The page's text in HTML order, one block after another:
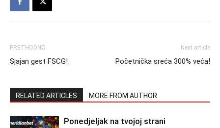
PRETHODNO
Sjajan gest FSCG!
Next article
Početnička sreća 300% veća!
RELATED ARTICLES MORE FROM AUTHOR
Ponedjeljak na tvojoj strani